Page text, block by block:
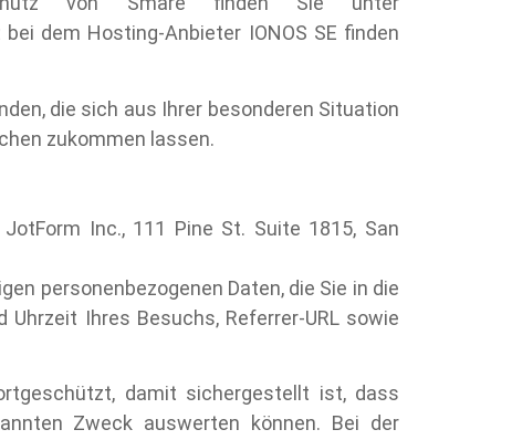
dem Hosting-Anbieter IONOS SE finden
die sich aus Ihrer besonderen Situation
zukommen lassen.
Inc., 111 Pine St. Suite 1815, San
personenbezogenen Daten, die Sie in die
Ihres Besuchs, Referrer-URL sowie
damit sichergestellt ist, dass
Zweck auswerten können. Bei der